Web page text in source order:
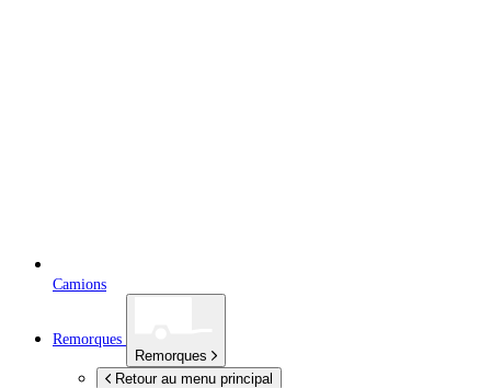
Camions
Remorques
Remorques
Retour au menu principal